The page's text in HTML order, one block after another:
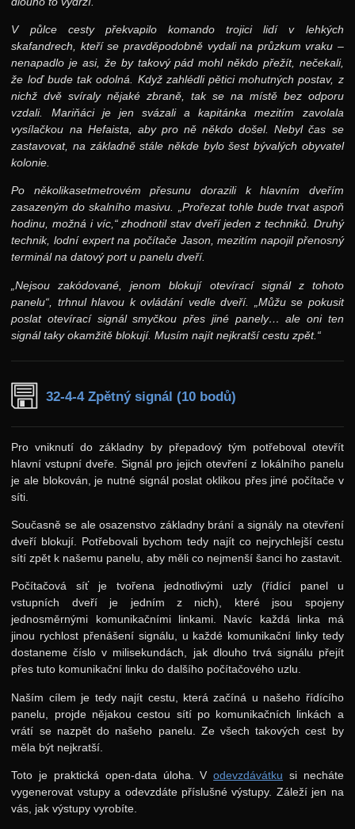
V půlce cesty překvapilo komando trojici lidí v lehkých
skafandrech, kteří se pravděpodobně vydali na průzkum vraku –
nenapadlo je asi, že by takový pád mohl někdo přežít, nečekali,
že loď bude tak odolná. Když zahlédli pětici mohutných postav, z
nichž dvě svíraly nějaké zbraně, tak se na místě bez odporu
vzdali. Mariňáci je jen svázali a kapitánka mezitím zavolala
vysílačkou na Hefaista, aby pro ně někdo došel. Nebyl čas se
zastavovat, na základně stále někde bylo šest bývalých obyvatel
kolonie.
Po několikasetmetrovém přesunu dorazili k hlavním dveřím
zasazeným do skalního masivu. „Prořezat tohle bude trvat aspoň
hodinu, možná i víc,“ zhodnotil stav dveří jeden z techniků. Druhý
technik, lodní expert na počítače Jason, mezitím napojil přenosný
terminál na datový port u panelu dveří.
„Nejsou zakódované, jenom blokují otevírací signál z tohoto
panelu“, trhnul hlavou k ovládání vedle dveří. „Můžu se pokusit
poslat otevírací signál smyčkou přes jiné panely… ale oni ten
signál taky okamžitě blokují. Musím najít nejkratší cestu zpět.“
32-4-4 Zpětný signál (10 bodů)
Pro vniknutí do základny by přepadový tým potřeboval otevřít
hlavní vstupní dveře. Signál pro jejich otevření z lokálního panelu
je ale blokován, je nutné signál poslat oklikou přes jiné počítače v
síti.
Současně se ale osazenstvo základny brání a signály na otevření
dveří blokují. Potřebovali bychom tedy najít co nejrychlejší cestu
sítí zpět k našemu panelu, aby měli co nejmenší šanci ho zastavit.
Počítačová síť je tvořena jednotlivými uzly (řídící panel u
vstupních dveří je jedním z nich), které jsou spojeny
jednosměrnými komunikačními linkami. Navíc každá linka má
jinou rychlost přenášení signálu, u každé komunikační linky tedy
dostaneme číslo v milisekundách, jak dlouho trvá signálu přejít
přes tuto komunikační linku do dalšího počítačového uzlu.
Naším cílem je tedy najít cestu, která začíná u našeho řídícího
panelu, projde nějakou cestou sítí po komunikačních linkách a
vrátí se nazpět do našeho panelu. Ze všech takových cest by
měla být nejkratší.
Toto je praktická open-data úloha. Vodevzdávátku si necháte
vygenerovat vstupy a odevzdáte příslušné výstupy. Záleží jen na
vás, jak výstupy vyrobíte.